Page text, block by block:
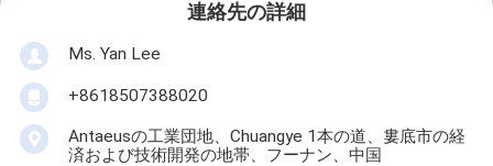
連絡先の詳細
Ms. Yan Lee
+8618507388020
Antaeusの工業団地、Chuangye 1本の道、婁底市の経
済および技術開発の地帯、フーナン、中国